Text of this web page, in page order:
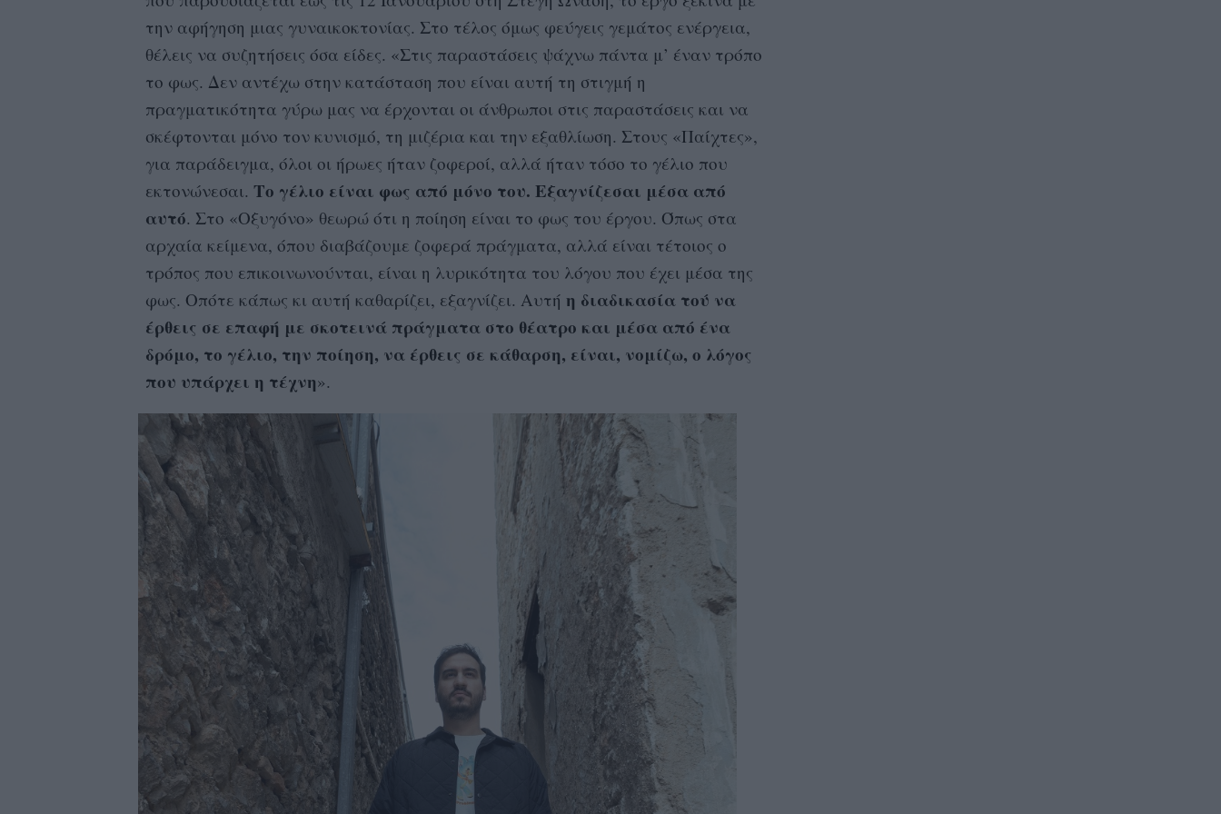
την αφήγηση μιας γυναικοκτονίας. Στο τέλος όμως φεύγεις γεμάτος ενέργεια,
θέλεις να συζητήσεις όσα είδες. «Στις παραστάσεις ψάχνω πάντα μ’ έναν τρόπο
το φως. Δεν αντέχω στην κατάσταση που είναι αυτή τη στιγμή η
πραγματικότητα γύρω μας να έρχονται οι άνθρωποι στις παραστάσεις και να
σκέφτονται μόνο τον κυνισμό, τη μιζέρια και την εξαθλίωση. Στους «Παίχτες»,
για παράδειγμα, όλοι οι ήρωες ήταν ζοφεροί, αλλά ήταν τόσο το γέλιο που
εκτονώνεσαι. Το γέλιο είναι φως από μόνο του. Εξαγνίζεσαι μέσα από
αυτό. Στο «Οξυγόνο» θεωρώ ότι η ποίηση είναι το φως του έργου. Όπως στα
αρχαία κείμενα, όπου διαβάζουμε ζοφερά πράγματα, αλλά είναι τέτοιος ο
τρόπος που επικοινωνούνται, είναι η λυρικότητα του λόγου που έχει μέσα της
φως. Οπότε κάπως κι αυτή καθαρίζει, εξαγνίζει. Αυτή η διαδικασία τού να
έρθεις σε επαφή με σκοτεινά πράγματα στο θέατρο και μέσα από ένα
δρόμο, το γέλιο, την ποίηση, να έρθεις σε κάθαρση, είναι, νομίζω, ο λόγος
που υπάρχει η τέχνη».